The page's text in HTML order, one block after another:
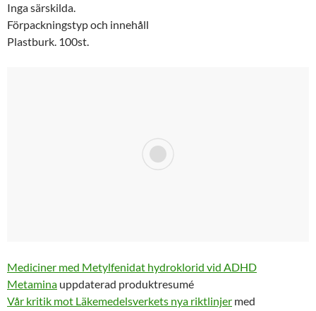
Inga särskilda.
Förpackningstyp och innehåll
Plastburk. 100st.
Mediciner med Metylfenidat hydroklorid vid ADHD
Metamina uppdaterad produktresumé
Vår kritik mot Läkemedelsverkets nya riktlinjer med